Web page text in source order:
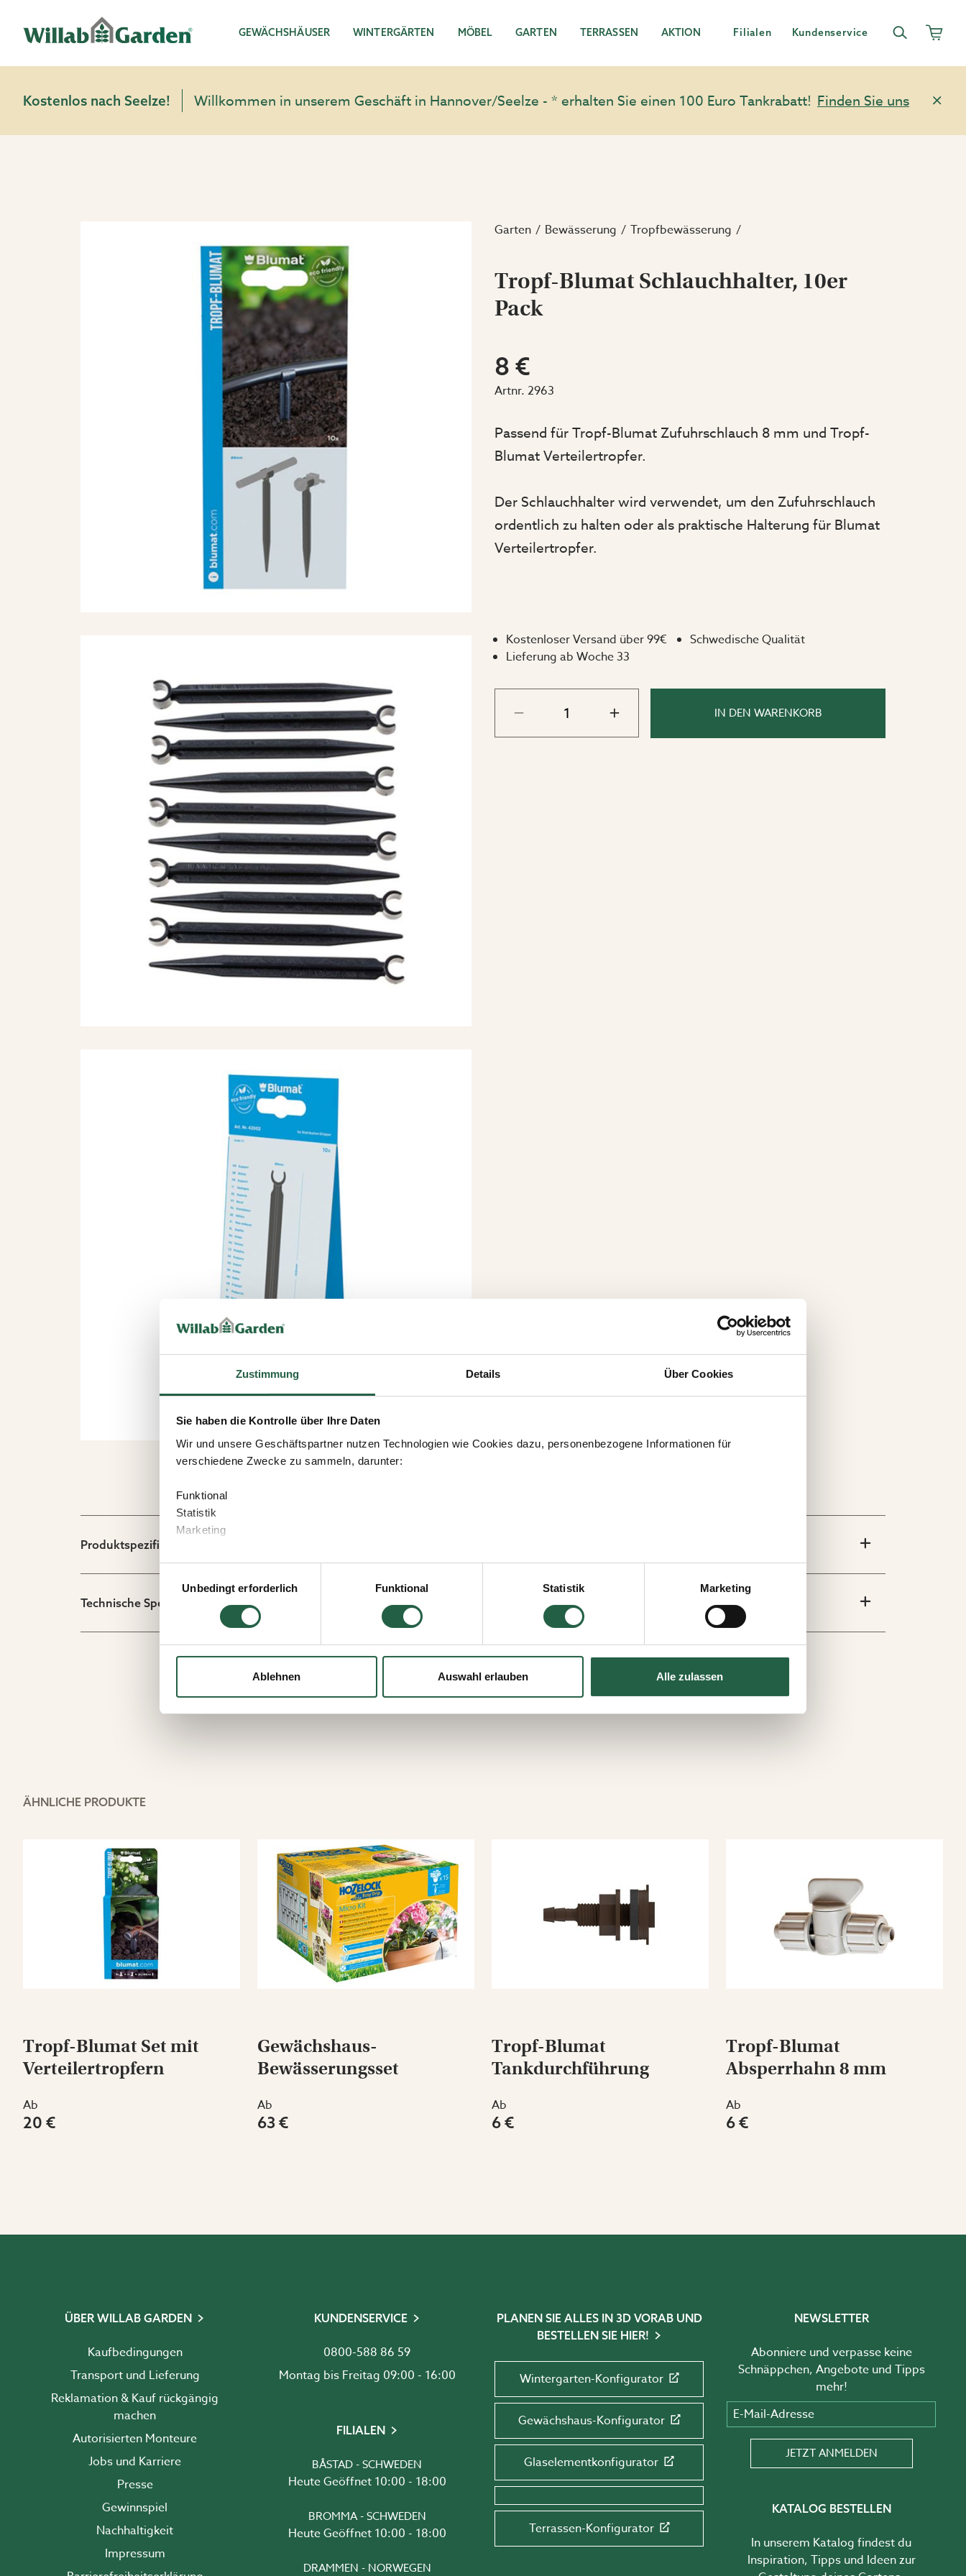
Zustimmung Details Über Cookies
Sie haben die Kontrolle über Ihre Daten
Wir und unsere Geschäftspartner nutzen Technologien wie Cookies dazu, personenbezogene Informationen für
verschiedene Zwecke zu sammeln, darunter:
Funktional
Statistik
Marketing
Wenn Sie auf „Akzeptieren“ klicken, erteilen Sie Ihre Einwilligung für alle diese Zwecke. Sie können auch entscheiden,
welchen Zwecken Sie zustimmen, indem Sie das Kästchen neben dem Zweck anklicken und auf „Einstellungen
Einwilligungsauswahl
Unbedingt erforderlich
Funktional Statistik Marketing
Ablehnen Auswahl erlauben Alle zulassen
GEWÄCHSHÄUSER WINTERGÄRTEN MÖBEL GARTEN TERRASSEN AKTION Filialen Kundenservice
Kostenlos nach Seelze! Willkommen in unserem Geschäft in Hannover/Seelze - * erhalten Sie einen 100 Euro Tankrabatt! Finden Sie uns
Garten Bewässerung Tropfbewässerung
Tropf-Blumat Schlauchhalter, 10er
Pack
8 €
Artnr. 2963
Passend für Tropf-Blumat Zufuhrschlauch 8 mm und Tropf-
Blumat Verteilertropfer.
Der Schlauchhalter wird verwendet, um den Zufuhrschlauch
ordentlich zu halten oder als praktische Halterung für Blumat
Verteilertropfer.
Kostenloser Versand über 99€
Schwedische Qualität
Lieferung ab Woche 33
IN DEN WARENKORB
Produktspezifikation
Technische Spezifikation
ÄHNLICHE PRODUKTE
Tropf-Blumat Set mit
Verteilertropfern
Ab
20 €
Gewächshaus-
Bewässerungsset
Ab
63 €
Tropf-Blumat
Tankdurchführung
Ab
6 €
Tropf-Blumat
Absperrhahn 8 mm
Ab
6 €
ÜBER WILLAB GARDEN
Kaufbedingungen
Transport und Lieferung
Reklamation & Kauf rückgängig
machen
Autorisierten Monteure
Jobs und Karriere
Presse
Gewinnspiel
Nachhaltigkeit
Impressum
KUNDENSERVICE
0800-588 86 59
Montag bis Freitag 09:00 - 16:00
FILIALEN
BÅSTAD - SCHWEDEN
Heute Geöffnet 10:00 - 18:00
BROMMA - SCHWEDEN
Heute Geöffnet 10:00 - 18:00
DRAMMEN - NORWEGEN
PLANEN SIE ALLES IN 3D VORAB UND
BESTELLEN SIE HIER!
Wintergarten-Konfigurator
Gewächshaus-Konfigurator
Glaselementkonfigurator
Terrassen-Konfigurator
NEWSLETTER
Abonniere und verpasse keine
Schnäppchen, Angebote und Tipps
mehr!
E-Mail-Adresse
JETZT ANMELDEN
KATALOG BESTELLEN
In unserem Katalog findest du
Inspiration, Tipps und Ideen zur